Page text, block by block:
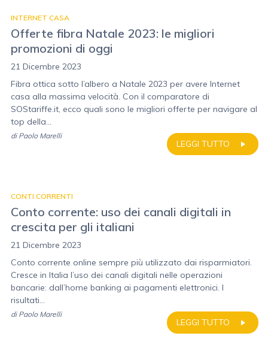
INTERNET CASA
Offerte fibra Natale 2023: le migliori
promozioni di oggi
21 Dicembre 2023
Fibra ottica sotto l’albero a Natale 2023 per avere Internet
casa alla massima velocità. Con il comparatore di
SOStariffe.it, ecco quali sono le migliori offerte per navigare al
top della...
LEGGI TUTTO
di Paolo Marelli
CONTI CORRENTI
Conto corrente: uso dei canali digitali in
crescita per gli italiani
21 Dicembre 2023
Conto corrente online sempre più utilizzato dai risparmiatori.
Cresce in Italia l’uso dei canali digitali nelle operazioni
bancarie: dall’home banking ai pagamenti elettronici. I
risultati...
LEGGI TUTTO
di Paolo Marelli